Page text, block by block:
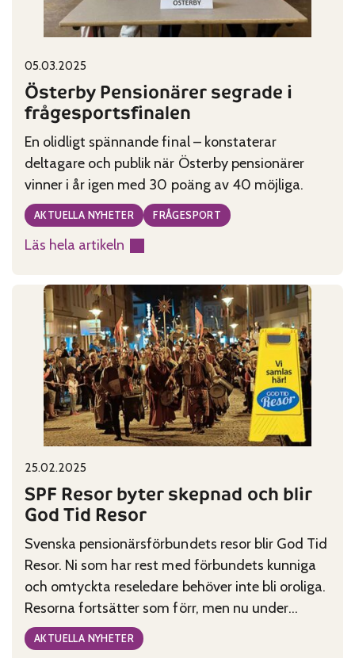
Published on:
05.03.2025
Österby Pensionärer segrade i
frågesportsfinalen
En olidligt spännande final – konstaterar
deltagare och publik när Österby pensionärer
vinner i år igen med 30 poäng av 40 möjliga.
Categories:
AKTUELLA NYHETER FRÅGESPORT
Läs hela artikeln
:
Pensionärer
segrade
frågesportsfinalen
Published on:
25.02.2025
SPF Resor byter skepnad och blir
God Tid Resor
Svenska pensionärsförbundets resor blir God Tid
Resor. Ni som har rest med förbundets kunniga
och omtyckta reseledare behöver inte bli oroliga.
Resorna fortsätter som förr, men nu under
namnet God Tid Resor.
Categories:
AKTUELLA NYHETER